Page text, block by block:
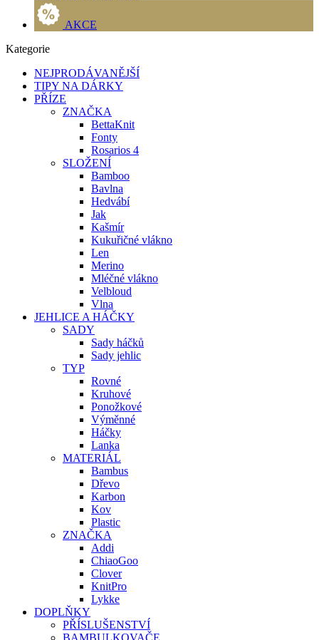
AKCE
Kategorie
NEJPRODÁVANĚJŠÍ
TIPY NA DÁRKY
PŘÍZE
ZNAČKA
BettaKnit
Fonty
Rosarios 4
SLOŽENÍ
Bamboo
Bavlna
Hedvábí
Jak
Kašmír
Kukuřičné vlákno
Len
Merino
Mléčné vlákno
Velbloud
Vlna
JEHLICE A HÁČKY
SADY
Sady háčků
Sady jehlic
TYP
Rovné
Kruhové
Ponožkové
Výměnné
Háčky
Lanka
MATERIÁL
Bambus
Dřevo
Karbon
Kov
Plastic
ZNAČKA
Addi
ChiaoGoo
Clover
KnitPro
Lykke
DOPLŇKY
PŘÍSLUŠENSTVÍ
BAMBULKOVAČE